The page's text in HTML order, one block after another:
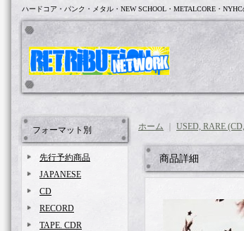
ハードコア・パンク・メタル・NEW SCHOOL・METALCORE・
フォーマット別
先行予約商品
JAPANESE
CD
RECORD
TAPE. CDR
ホーム USED, RARE
商品詳細